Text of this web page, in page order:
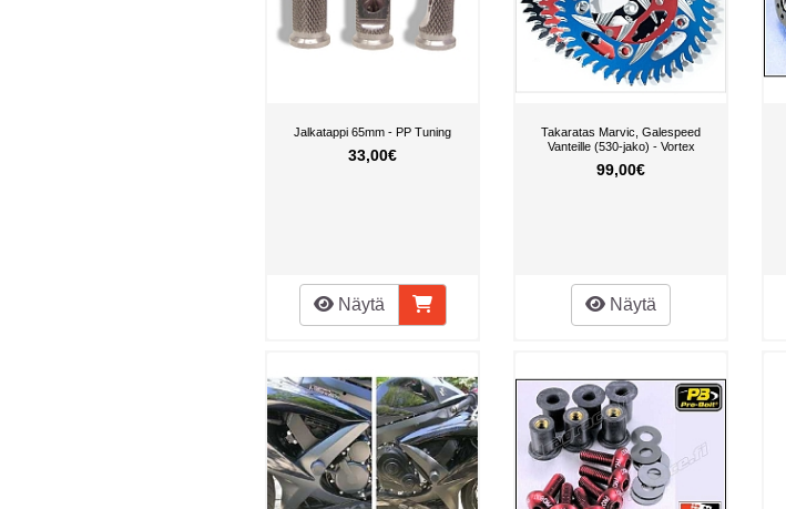
Jalkatappi 65mm - PP Tuning
33,00€
Näytä
Takaratas Marvic, Galespeed
Vanteille (530-jako) - Vortex
99,00€
Näytä